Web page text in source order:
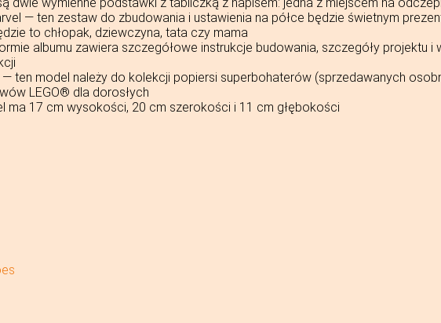
— ten zestaw do zbudowania i ustawienia na półce będzie świetnym
to chłopak, dziewczyna, tata czy mama
albumu zawiera szczegółowe instrukcje budowania, szczegóły projektu i
ten model należy do kolekcji popiersi superbohaterów (sprzedawanych
LEGO® dla dorosłych
17 cm wysokości, 20 cm szerokości i 11 cm głębokości